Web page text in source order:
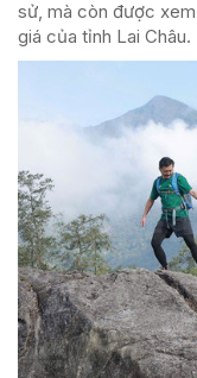
sử, mà còn được
giá của tỉnh Lai Châu.